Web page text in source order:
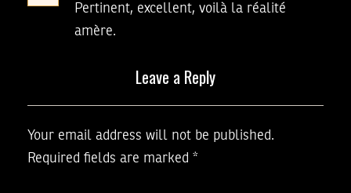
Pertinent, excellent, voilà la réalité
amère.
Leave a Reply
Your email address will not be published.
Required fields are marked *